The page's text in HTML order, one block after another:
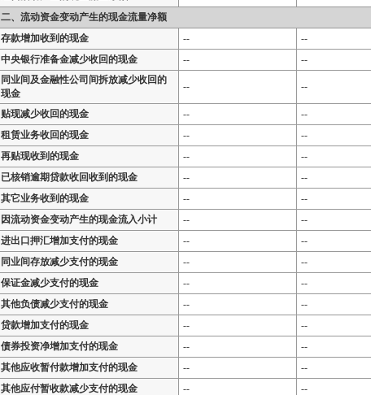
二、流动资金变动产生的现金流量净额
存款增加收到的现金
-- --
中央银行准备金减少收回的现金
-- --
同业间及金融性公司间拆放减少收回的
现金
-- --
贴现减少收回的现金 -- --
租赁业务收回的现金
-- --
再贴现收到的现金
-- --
已核销逾期贷款收回收到的现金
-- --
其它业务收到的现金
-- --
因流动资金变动产生的现金流入小计
-- --
进出口押汇增加支付的现金
-- --
同业间存放减少支付的现金
-- --
保证金减少支付的现金
-- --
其他负债减少支付的现金
-- --
贷款增加支付的现金
-- --
债券投资净增加支付的现金
-- --
其他应收暂付款增加支付的现金
-- --
其他应付暂收款减少支付的现金
-- --